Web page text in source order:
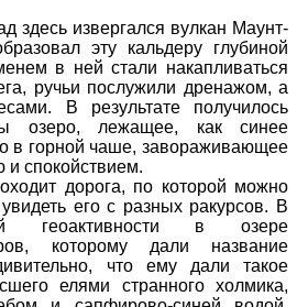
здесь извергался вулкан Маунт-
эту кальдеру глубиной
в ней стали накапливаться
ручьи послужили дренажом, а
В результате получилось
озеро, лежащее, как синее
в горной чаше, завораживающее
и спокойствием.
дорога, по которой можно
его с разных ракурсов. В
геоактивности в озере
которому дали название
что ему дали такое
елями странного холмика,